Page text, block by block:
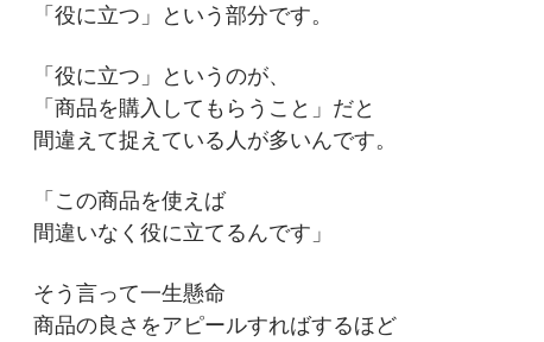
「役に立つ」という部分です。
「役に立つ」というのが、
「商品を購入してもらうこと」だと
間違えて捉えている人が多いんです。
「この商品を使えば
間違いなく役に立てるんです」
そう言って一生懸命
商品の良さをアピールすればするほど